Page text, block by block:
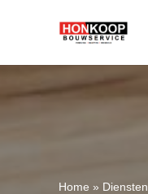
Home » Diensten